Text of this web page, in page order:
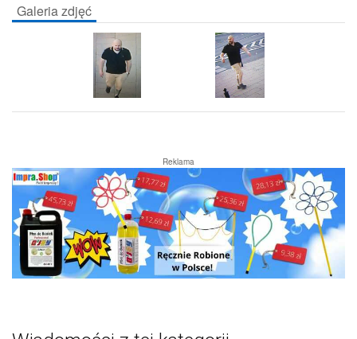
Galeria zdjęć
Reklama